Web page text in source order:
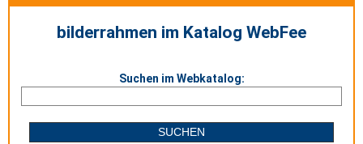
bilderrahmen im Katalog WebFee
Suchen im Webkatalog: